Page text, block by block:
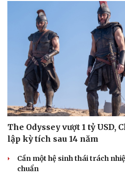
The Odyssey vượt 1 tỷ
lập kỳ tích sau 14 năm
Cần một hệ sinh thái trách
chuẩn